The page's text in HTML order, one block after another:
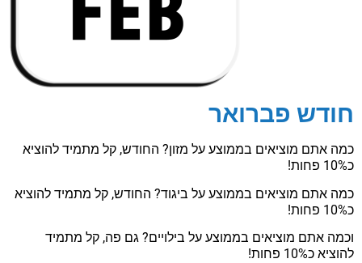
חודש פברואר
כמה אתם מוציאים בממוצע על מזון? החודש, קל מתמיד להוציא
כ10% פחות!
כמה אתם מוציאים בממוצע על ביגוד? החודש, קל מתמיד להוציא
כ10% פחות!
וכמה אתם מוציאים בממוצע על בילויים? גם פה, קל מתמיד
להוציא כ10% פחות!